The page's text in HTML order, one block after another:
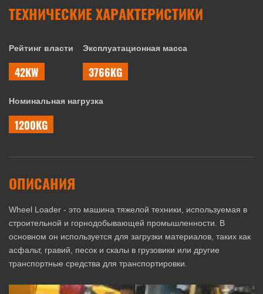
ТЕХНИЧЕСКИЕ ХАРАКТЕРИСТИКИ
Рейтинг власти
42KW
Эксплуатационная масса
3766KG
Номинальная нагрузка
1200KG
ОПИСАНИЯ
Wheel Loader - это машина тяжелой техники, используемая в
строительной и горнодобывающей промышленности. В
основном он используется для загрузки материалов, таких как
асфальт, гравий, песок и скалы в грузовики или другие
транспортные средства для транспортировки.